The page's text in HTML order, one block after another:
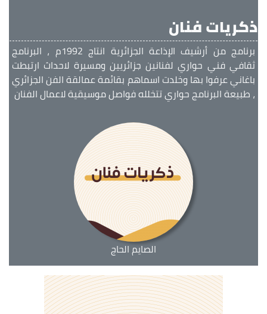
ذكريات فنان
برنامج من أرشيف الإذاعة الجزائرية انتاج 1992م ، البرنامج
ثقافي فني حواري لفنانين جزائريين ومسيرة لاحداث ارتبطت
باغاني عرفوا بها وخلدت اسماهم بقائمة عمالقة الفن الجزائري
، طبيعة البرنامج حواري تتخلله فواصل موسيقية لاعمال الفنان
الصايم الحاج